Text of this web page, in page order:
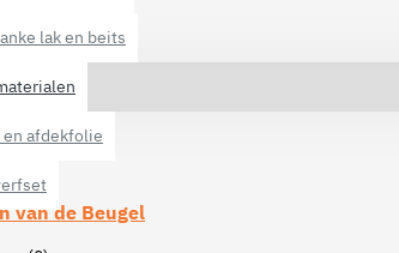
lak en beits
afdekfolie
van de Beugel